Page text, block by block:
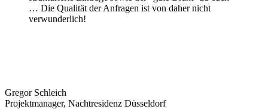
… Die Qualität der Anfragen ist von daher nicht
verwunderlich!
Gregor Schleich
Projektmanager, Nachtresidenz Düsseldorf